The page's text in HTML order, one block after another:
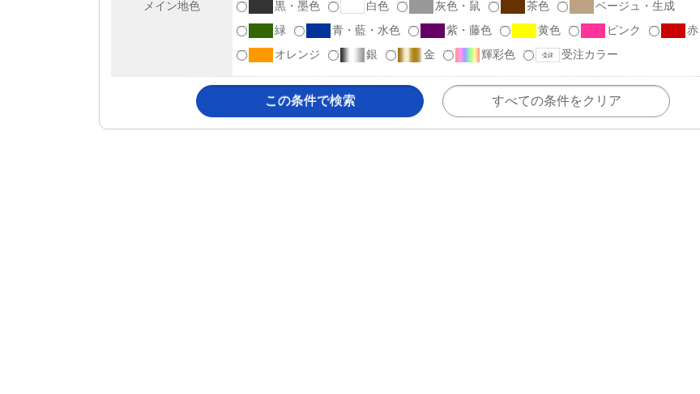
メイン地色 黒・墨色 白色 灰色・鼠 茶色
ベージュ・生成
緑
青・藍・水色 紫・藤色 黄色 ピンク
赤
オレンジ
銀 金 輝彩色 受注カラー